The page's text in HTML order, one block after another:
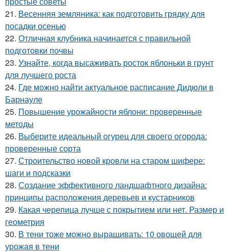
21. Весенняя земляника: как подготовить грядку для
посадки осенью
22. Отличная клубника начинается с правильной
подготовки почвы
23. Узнайте, когда высаживать росток яблоньки в грунт
для лучшего роста
24. Где можно найти актуальное расписание Дидюли в
Барнауле
25. Повышение урожайности яблони: проверенные
методы
26. Выберите идеальный огурец для своего огорода:
проверенные сорта
27. Строительство новой кровли на старом шифере:
шаги и подсказки
28. Создание эффективного ландшафтного дизайна:
принципы расположения деревьев и кустарников
29. Какая черепица лучше с покрытием или нет. Размер и
геометрия
30. В тени тоже можно выращивать: 10 овощей для
урожая в тени